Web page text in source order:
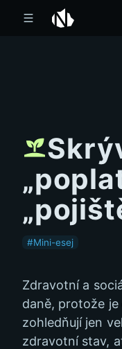
#Mini-esej
Zdravotní a
daně, protože
zohledňují jen
zdravotní stav,